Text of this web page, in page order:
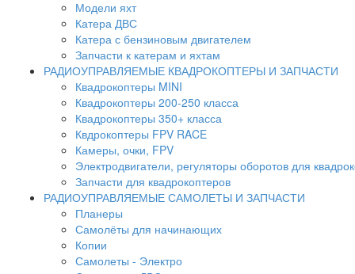
Модели яхт
Катера ДВС
Катера с бензиновым двигателем
Запчасти к катерам и яхтам
РАДИОУПРАВЛЯЕМЫЕ КВАДРОКОПТЕРЫ И ЗАПЧАСТИ
Квадрокоптеры MINI
Квадрокоптеры 200-250 класса
Квадрокоптеры 350+ класса
Квдрокоптеры FPV RACE
Камеры, очки, FPV
Электродвигатели, регуляторы оборотов для
Запчасти для квадрокоптеров
РАДИОУПРАВЛЯЕМЫЕ САМОЛЕТЫ И ЗАПЧАСТИ
Планеры
Самолёты для начинающих
Копии
Самолеты - Электро